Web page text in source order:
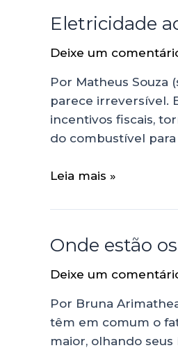
Eletricidade
Deixe um
Por Matheus Souza
parece irreversível.
incentivos fiscais,
do combustível para
Leia mais »
Onde estão
Deixe um
Por Bruna
têm em comum o
maior, olhando